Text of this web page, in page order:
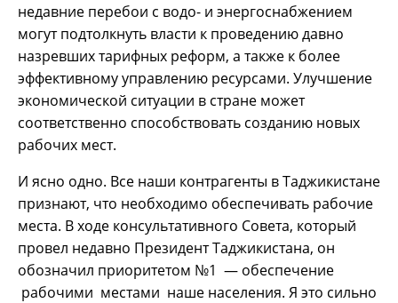
недавние перебои с водо- и энергоснабжением
могут подтолкнуть власти к проведению давно
назревших тарифных реформ, а также к более
эффективному управлению ресурсами. Улучшение
экономической ситуации в стране может
соответственно способствовать созданию новых
рабочих мест.
И ясно одно. Все наши контрагенты в Таджикистане
признают, что необходимо обеспечивать рабочие
места. В ходе консультативного Совета, который
провел недавно Президент Таджикистана, он
обозначил приоритетом №1 — обеспечение
рабочими местами наше населения. Я это сильно